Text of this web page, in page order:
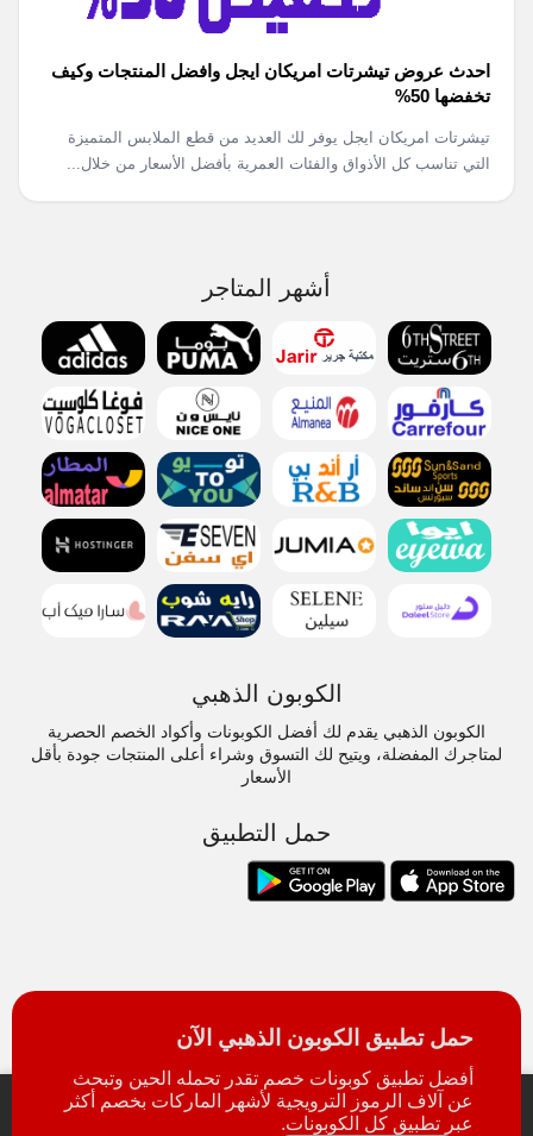
احدث عروض تيشرتات امريكان ايجل وافضل المنتجات وكيف
تخفضها 50%
تيشرتات امريكان ايجل يوفر لك العديد من قطع الملابس المتميزة
التي تناسب كل الأذواق والفئات العمرية بأفضل الأسعار من خلال...
أشهر المتاجر
الكوبون الذهبي
الكوبون الذهبي يقدم لك أفضل الكوبونات وأكواد الخصم الحصرية
لمتاجرك المفضلة، ويتيح لك التسوق وشراء أعلى المنتجات جودة بأقل
الأسعار
حمل التطبيق
حمل تطبيق الكوبون الذهبي الآن
أفضل تطبيق كوبونات خصم تقدر تحمله الحين وتبحث
عن آلاف الرموز الترويجية لأشهر الماركات بخصم أكثر
عبر تطبيق كل الكوبونات.